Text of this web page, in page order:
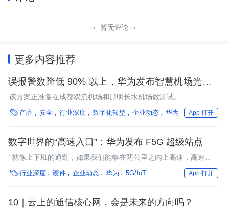
暂无评论
更多内容推荐
误报警数降低 90% 以上，华为发布智慧机场光感围
界解决方案
该方案正准备在成都双流机场和昆明长水机场做测试。
 产品 安全 行业深度 数字化转型 企业动态 华为 App 打开
数字世界的“高速入口”：华为发布 F5G 超级站点
“就像上下班的通勤，如果我们能够在两公里之内上高速，高速畅
通无阻，我们的通勤就是最高效的，用时最短。”
行业深度 硬件 企业动态 华为 5G/IoT App 打开
10｜云上的通信核心网，会是未来的方向吗？